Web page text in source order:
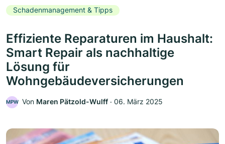
Schadenmanagement & Tipps
Effiziente Reparaturen im Haushalt:
Smart Repair als nachhaltige
Lösung für
Wohngebäudeversicherungen
MPW Von Maren Pätzold-Wulff ‧ 06. März 2025